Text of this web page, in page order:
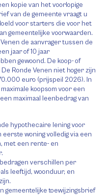
kopie van het voorlopige
van de gemeente vraagt u
voor starters die voor het
gemeentelijke voorwaarden.
de aanvrager tussen de
jaar of 10 jaar
gewoond. De koop- of
Ronde Venen niet hoger zijn
euro (prijspeil 2026). In
koopsom voor een
maximaal leenbedrag van
hypothecaire lening voor
woning volledig via een
met een rente- en
verschillen per
leeftijd, woonduur, en
gemeentelijke toewijzingsbrief